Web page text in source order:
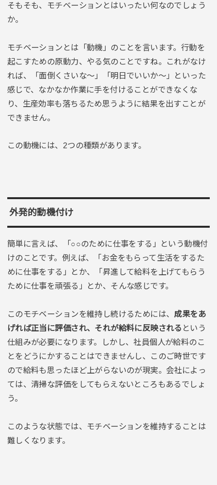
そもそも、モチベーションとはいったい何なのでしょう
か。
モチベーションとは「動機」のことを言います。行動を
起こすための原動力、やる気のことですね。これがなけ
れば、「面倒くさいな～」「明日でいいか～」といった
感じで、なかなか作業に手を付けることができなくな
り、生産効率も落ちるため思うように結果を出すことが
できません。
この動機には、2つの種類があります。
外発的動機付け
簡単に言えば、「○○のために仕事をする」という動機付
けのことです。例えば、「お金をもらって生活をするた
めに仕事をする」とか、「昇進して給料を上げてもらう
ために仕事を頑張る」とか、そんな感じです。
このモチベーションを維持し続けるためには、 成果をあ
げれば正当に評価され、それが給料に反映される という
仕組みが必要になります。しかし、社員個人が給料のこ
とをどうにかすることはできませんし、このご時世です
ので給料も思ったほど上がらないのが現実。会社によっ
ては、清掃な評価をしてもらえないところもあるでしょ
う。
このような状態では、モチベーションを維持することは
難しくなります。